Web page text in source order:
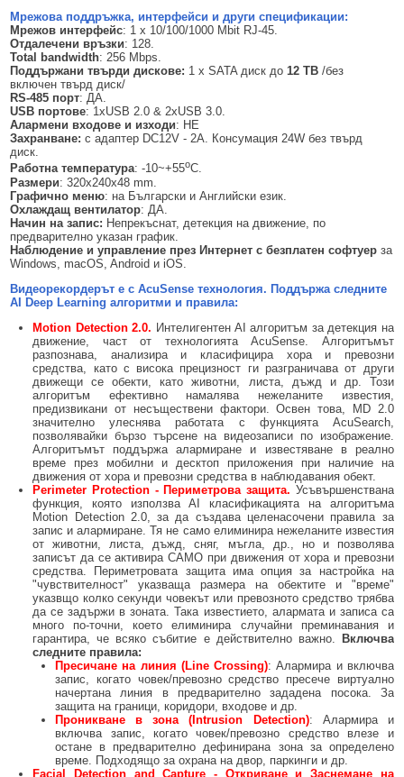
Мрежова поддръжка, интерфейси и други спецификации:
Мрежов интерфейс: 1 x 10/100/1000 Mbit RJ-45.
Отдалечени връзки: 128.
Total bandwidth: 256 Mbps.
Поддържани твърди дискове: 1 x SATA диск до12 TB/без
включен твърд диск/
RS-485 порт: ДА.
USB портове: 1xUSB 2.0 & 2xUSB 3.0.
Алармени входове и изходи: НЕ
Захранване: с адаптер DC12V - 2A. Консумация 24W без твърд
диск.
Работна температура: -10~+55оC.
Размери: 320x240x48 mm.
Графично меню: на Български и Английски език.
Охлаждащ вентилатор: ДА.
Начин на запис: Непрекъснат, детекция на движение, по
предварително указан график.
Наблюдение и управление през Интернет с безплатен софтуерза
Windows, macOS, Android и iOS.
Видеорекордерът е с AcuSense технология. Поддържа следните
AIDeep Learning алгоритми и правила:
Motion Detection2.0. Интелигентен AI алгоритъм за детекция на
движение, част от технологията AcuSense. Алгоритъмът
разпознава, анализира и класифицира хора и превозни
средства, като с висока прецизност ги разграничава от други
движещи се обекти, като животни, листа, дъжд и др. Този
алгоритъм ефективно намалява нежеланите известия,
предизвикани от несъществени фактори. Освен това, MD 2.0
значително улеснява работата с функцията AcuSearch,
позволявайки бързо търсене на видеозаписи по изображение.
Алгоритъмът поддържа алармиране и известяване в реално
време през мобилни и десктоп приложения при наличие на
движения от хора и превозни средства в наблюдавания обект.
Perimeter Protection - Периметрова защита. Усъвършенствана
функция, която използва AI класификацията на алгоритъма
Motion Detection 2.0, за да създава целенасочени правила за
запис и алармиране. Тя не само елиминира нежеланите известия
от животни, листа, дъжд, сняг, мъгла, др., но и позволява
записът да се активира САМО при движения от хора и превозни
средства. Периметровата защита има опция за настройка на
"чувствителност" указваща размера на обектите и "време"
указвщо колко секунди човекът или превозното средство трябва
да се задържи в зоната. Така известието, алармата и записа са
много по-точни, което елиминира случайни преминавания и
гарантира, че всяко събитие е действително важно. Включва
следните правила:
Пресичане на линия (Line Crossing): Алармира и включва
запис, когато човек/превозно средство пресече виртуално
начертана линия в предварително зададена посока. За
защита на граници, коридори, входове и др.
Проникване в зона (Intrusion Detection): Алармира и
включва запис, когато човек/превозно средство влезе и
остане в предварително дефинирана зона за определено
време. Подходящо за охрана на двор, паркинги и др.
Facial Detection and Capture - Откриване и Заснемане на